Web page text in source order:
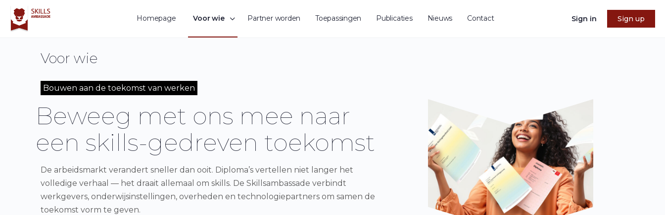
Homepage Voor wie Partner worden Toepassingen Publicaties Nieuws Contact Sign in Sign up
Voor wie
Bouwen aan de toekomst van werken
Beweeg met ons mee naar
een skills-gedreven toekomst
De arbeidsmarkt verandert sneller dan ooit. Diploma’s vertellen niet langer het
volledige verhaal — het draait allemaal om skills. De Skillsambassade verbindt
werkgevers, onderwijsinstellingen, overheden en technologiepartners om samen de
toekomst vorm te geven.